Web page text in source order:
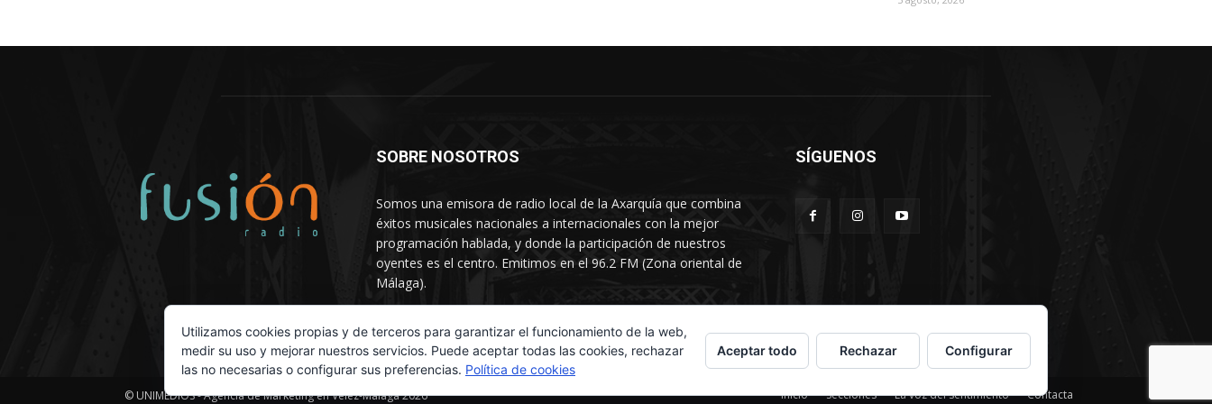
SOBRE NOSOTROS
Somos una emisora de radio local de la Axarquía que combina
éxitos musicales nacionales a internacionales con la mejor
programación hablada, y donde la participación de nuestros
oyentes es el centro. Emitimos en el 96.2 FM (Zona oriental de
Málaga).
SÍGUENOS
© UNIMEDIOS - Agencia de Marketing en Vélez-Málaga 2026 Inicio Secciones La voz del sentimiento Contacta
Utilizamos cookies propias y de terceros para garantizar el funcionamiento de la web,
medir su uso y mejorar nuestros servicios. Puede aceptar todas las cookies, rechazar
las no necesarias o configurar sus preferencias. Política de cookies
Aceptar todo Rechazar Configurar